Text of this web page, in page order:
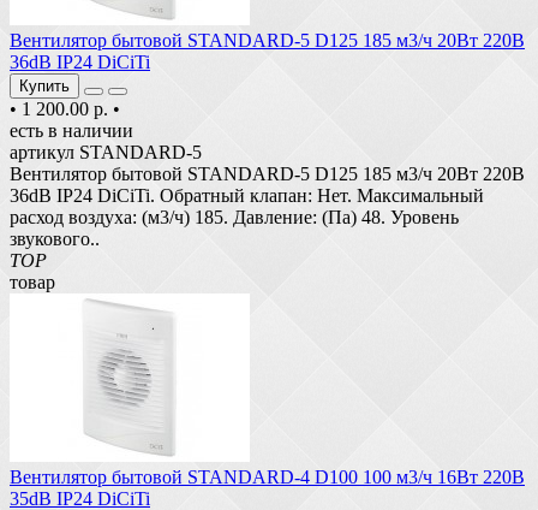
Вентилятор бытовой STANDARD-5 D125 185 м3/ч 20Вт 220В
36dB IP24 DiCiTi
Купить
• 1 200.00 р. •
есть в наличии
артикул STANDARD-5
Вентилятор бытовой STANDARD-5 D125 185 м3/ч 20Вт 220В
36dB IP24 DiCiTi. Обратный клапан: Нет. Максимальный
расход воздуха: (м3/ч) 185. Давление: (Па) 48. Уровень
звукового..
TOP
товар
Вентилятор бытовой STANDARD-4 D100 100 м3/ч 16Вт 220В
35dB IP24 DiCiTi